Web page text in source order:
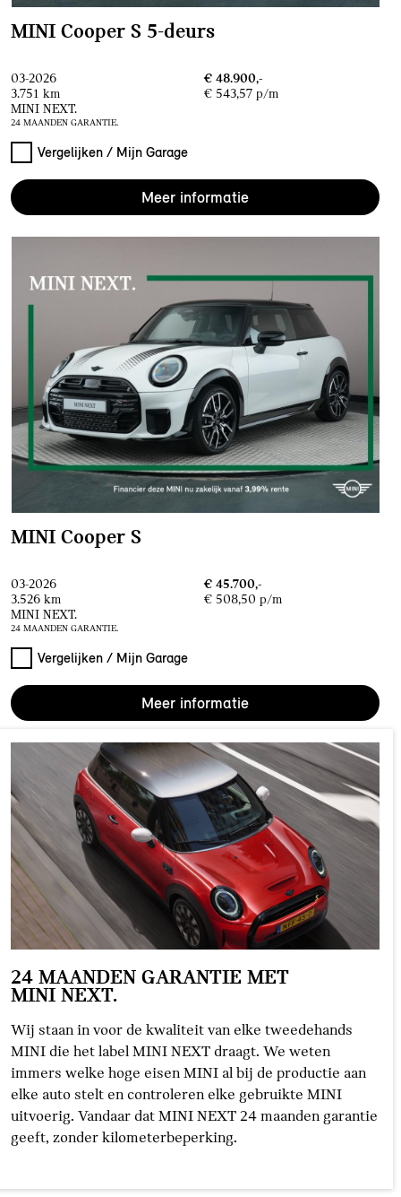
MINI Cooper S 5-deurs
03-2026
€ 48.900,-
3.751 km
€ 543,57 p/m
MINI NEXT.
24 MAANDEN GARANTIE.
Vergelijken / Mijn Garage
Meer informatie
MINI Cooper S
03-2026
€ 45.700,-
3.526 km
€ 508,50 p/m
MINI NEXT.
24 MAANDEN GARANTIE.
Vergelijken / Mijn Garage
Meer informatie
24 MAANDEN GARANTIE MET
MINI NEXT.
Wij staan in voor de kwaliteit van elke tweedehands
MINI die het label MINI NEXT draagt. We weten
immers welke hoge eisen MINI al bij de productie aan
elke auto stelt en controleren elke gebruikte MINI
uitvoerig. Vandaar dat MINI NEXT 24 maanden garantie
geeft, zonder kilometerbeperking.